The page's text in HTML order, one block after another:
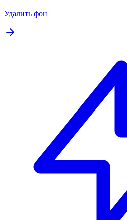
Удалить фон